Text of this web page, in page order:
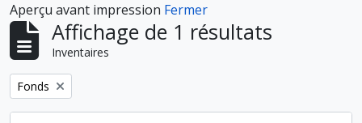
Aperçu avant impression Fermer
Affichage de 1 résultats
Inventaires
Remove filter:
Fonds